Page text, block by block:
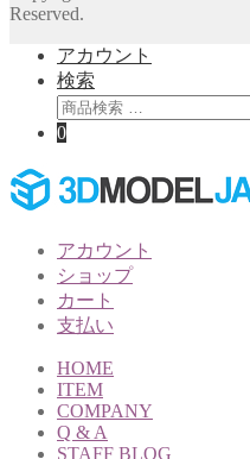
Reserved.
アカウント
検索
検
索
象:
0
アカウント
ショップ
カート
支払い
HOME
ITEM
COMPANY
Q & A
STAFF BLOG